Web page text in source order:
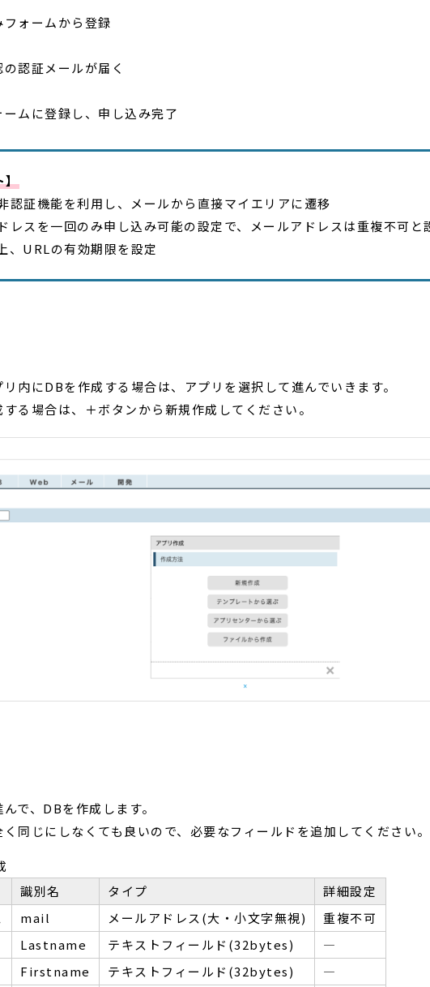
フォームから登録
認証メールが届く
ームに登録し、申し込み完了
】
認証機能を利用し、メールから直接マイエリアに遷移
レスを一回のみ申し込み可能の設定で、メールアドレスは重複不可と
、URLの有効期限を設定
内にDBを作成する場合は、アプリを選択して進んでいきます。
る場合は、＋ボタンから新規作成してください。
で、DBを作成します。
同じにしなくても良いので、必要なフィールドを追加してください。
識別名 タイプ
詳細設定
mail メールアドレス(大・小文字無視)
重複不可
Lastname テキストフィールド(32bytes)
―
Firstname テキストフィールド(32bytes) ―